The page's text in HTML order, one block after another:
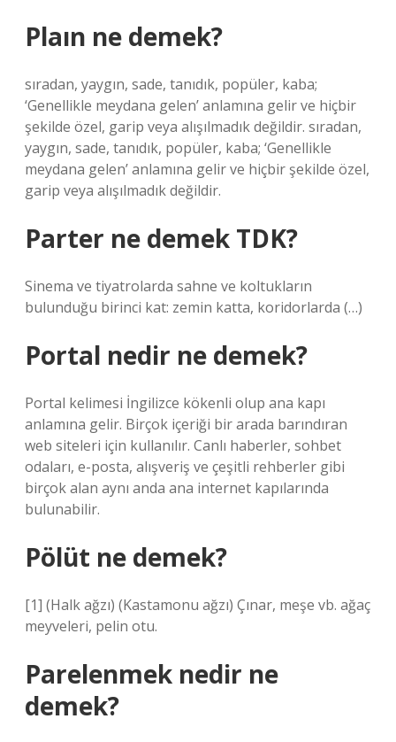
Plaın ne demek?
sıradan, yaygın, sade, tanıdık, popüler, kaba;
‘Genellikle meydana gelen’ anlamına gelir ve hiçbir
şekilde özel, garip veya alışılmadık değildir. sıradan,
yaygın, sade, tanıdık, popüler, kaba; ‘Genellikle
meydana gelen’ anlamına gelir ve hiçbir şekilde özel,
garip veya alışılmadık değildir.
Parter ne demek TDK?
Sinema ve tiyatrolarda sahne ve koltukların
bulunduğu birinci kat: zemin katta, koridorlarda (…)
Portal nedir ne demek?
Portal kelimesi İngilizce kökenli olup ana kapı
anlamına gelir. Birçok içeriği bir arada barındıran
web siteleri için kullanılır. Canlı haberler, sohbet
odaları, e-posta, alışveriş ve çeşitli rehberler gibi
birçok alan aynı anda ana internet kapılarında
bulunabilir.
Pölüt ne demek?
[1] (Halk ağzı) (Kastamonu ağzı) Çınar, meşe vb. ağaç
meyveleri, pelin otu.
Parelenmek nedir ne
demek?